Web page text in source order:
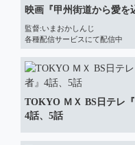
映画『甲州街道から愛を
監督:いまおかしんじ
各種配信サービスにて配信中
TOKYO ＭＸ BS日テレ
4話、5話